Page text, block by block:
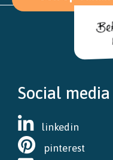
Social media
linkedin
pinterest